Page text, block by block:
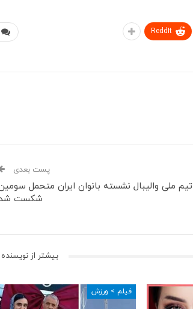
ReddIt
پست بعدی
تیم ملی والیبال نشسته بانوان ایران متحمل
شکست
بیشتر از نویسنده
فیلم > ورزش